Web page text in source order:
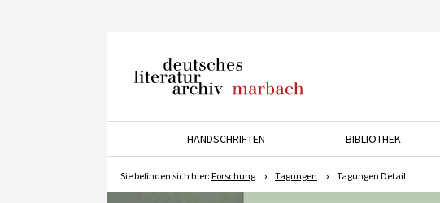
Marbach
HANDSCHRIFTEN
BIBLIOTHEK
Sie befinden sich hier: Forschung Tagungen Tagungen Detail